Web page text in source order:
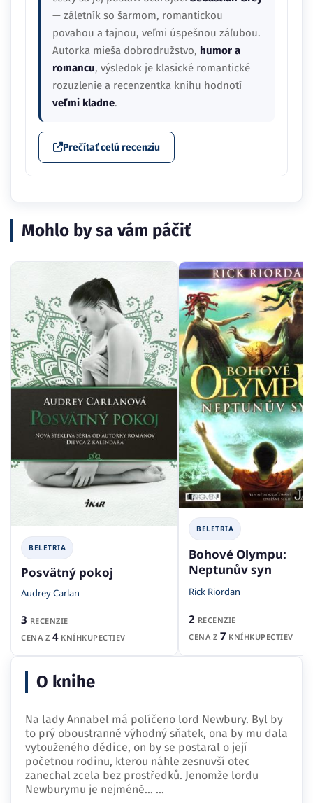
— záletník so šarmom, romantickou
povahou a tajnou, veľmi úspešnou záľubou.
Autorka mieša dobrodružstvo, humor a
romancu, výsledok je klasické romantické
rozuzlenie a recenzentka knihu hodnotí
veľmi kladne.
Prečítať celú recenziu
Mohlo by sa vám páčiť
BELETRIA
Posvätný pokoj
Audrey Carlan
3 RECENZIE
CENA Z 4KNÍHKUPECTIEV
BELETRIA
Bohové Olympu:
Neptunův syn
Rick Riordan
2 RECENZIE
CENA Z 7 KNÍHKUPECTIEV
O knihe
Na lady Annabel má políčeno lord Newbury. Byl by
to prý oboustranně výhodný sňatek, ona by mu dala
vytouženého dědice, on by se postaral o její
početnou rodinu, kterou náhle zesnuvší otec
zanechal zcela bez prostředků. Jenomže lordu
Newburymu je nejméně… ...